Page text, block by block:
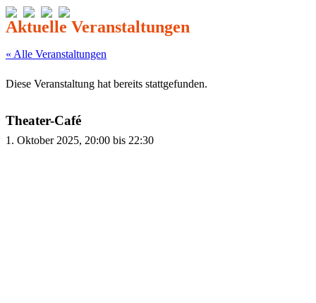
« Alle Veranstaltungen
Diese Veranstaltung hat bereits stattgefunden.
Theater-Café
1. Oktober 2025, 20:00 bis 22:30